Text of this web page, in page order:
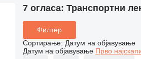
7 огласа: Транспортни
Филтер
Сортирање: Датум на објавување
Датум на објавување Прво